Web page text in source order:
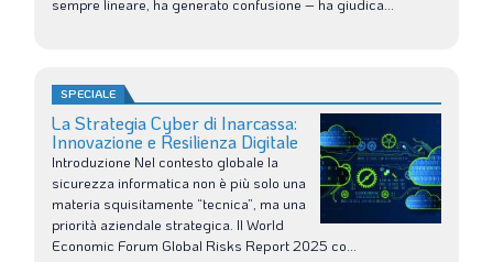
SPECIALE
La Strategia Cyber di Inarcassa:
Innovazione e Resilienza Digitale
Introduzione Nel contesto globale la
sicurezza informatica non è più solo una
materia squisitamente “tecnica”, ma una
priorità aziendale strategica. Il World
Economic Forum Global Risks Report 2025 co...